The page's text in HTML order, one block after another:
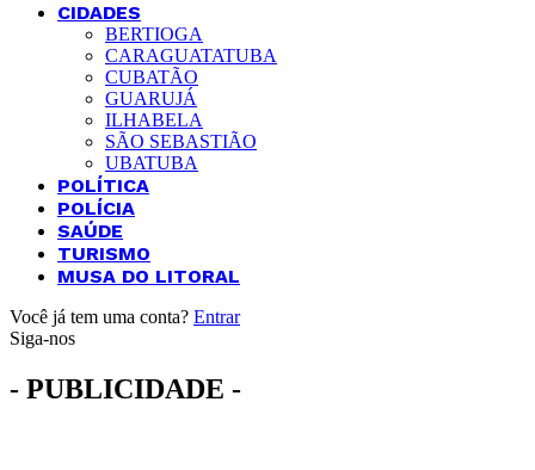
CIDADES
BERTIOGA
CARAGUATATUBA
CUBATÃO
GUARUJÁ
ILHABELA
SÃO SEBASTIÃO
UBATUBA
POLÍTICA
POLÍCIA
SAÚDE
TURISMO
MUSA DO LITORAL
Você já tem uma conta? Entrar
Siga-nos
- PUBLICIDADE -